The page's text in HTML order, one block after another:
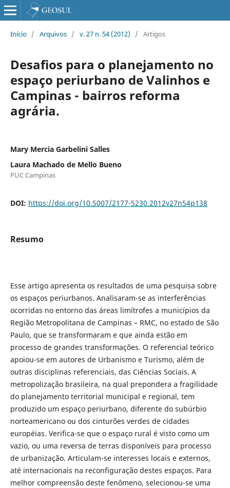
Início / Arquivos / v. 27 n. 54 (2012) / Artigos
Desafios para o planejamento no
espaço periurbano de Valinhos e
Campinas - bairros reforma
agrária.
Mary Mercia Garbelini Salles
Laura Machado de Mello Bueno
PUC Campinas
DOI: https://doi.org/10.5007/2177-5230.2012v27n54p138
Resumo
Esse artigo apresenta os resultados de uma pesquisa sobre
os espaços periurbanos. Analisaram-se as interferências
ocorridas no entorno das áreas limítrofes a municípios da
Região Metropolitana de Campinas – RMC, no estado de São
Paulo, que se transformaram e que ainda estão em
processo de grandes transformações. O referencial teórico
apoiou-se em autores de Urbanismo e Turismo, além de
outras disciplinas referenciais, das Ciências Sociais. A
metropolização brasileira, na qual prepondera a fragilidade
do planejamento territorial municipal e regional, tem
produzido um espaço periurbano, diferente do subúrbio
norteamericano ou dos cinturões verdes de cidades
européias. Verifica-se que o espaço rural é visto como um
vazio, ou uma reversa de terras disponíveis para processo
de urbanização. Articulam-se interesses locais e externos,
até internacionais na reconfiguração destes espaços. Para
melhor compreensão deste fenômeno, selecionou-se uma